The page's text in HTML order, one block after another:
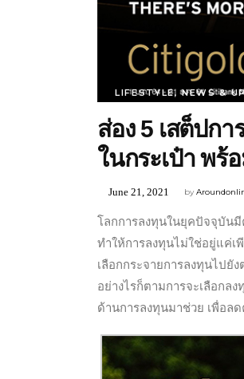
LIFESTYLE,NEWS &
ส่อง 5 เสต็ปก
ในกระเป๋า พร้
by
June 21, 2021
โลกการลงทุนในยุคปัจจุบัน
ทำให้การลงทุนไม่ใช่อยู่แค่
เลือกกระจายการลงทุนไปยั
อย่างไรก็ตามการจะเลือกล
ด้านการลงทุนมาช่วย เพื่อล